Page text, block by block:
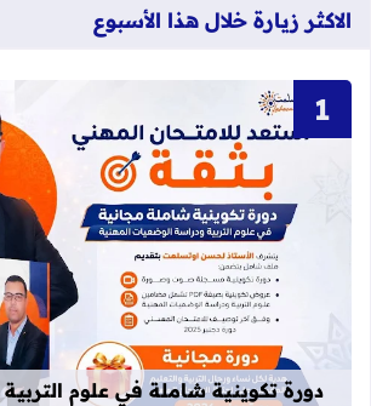
الاكثر زيارة خلال هذا الأسبوع
قراءة
دورة تكوينية شاملة في علوم